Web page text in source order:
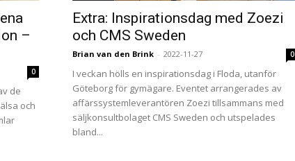
–
0
de
och
Extra: Inspirationsdag med Zoezi
och CMS Sweden
Brian van den Brink - 2022-11-27 0
I veckan hölls en inspirationsdag i Floda, utanför
Göteborg för gymägare. Eventet arrangerades av
affärssystemleverantören Zoezi tillsammans med
säljkonsultbolaget CMS Sweden och utspelades
bland...